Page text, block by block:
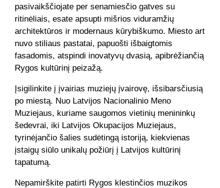
pasivaikščiojate per senamiesčio gatves su
ritinėliais, esate apsupti mišrios viduramžių
architektūros ir modernaus kūrybiškumo. Miesto art
nuvo stiliaus pastatai, papuošti išbaigtomis
fasadomis, atspindi inovatyvų dvasią, apibrėžiančią
Rygos kultūrinį peizažą.
Įsigilinkite į įvairias muziejų įvairovę, išsibarsčiusią
po miestą. Nuo Latvijos Nacionalinio Meno
Muziejaus, kuriame saugomos vietinių menininkų
šedevrai, iki Latvijos Okupacijos Muziejaus,
tyrinėjančio šalies sudėtingą istoriją, kiekvienas
įstaigų siūlo unikalų požiūrį į Latvijos kultūrinį
tapatumą.
Nepamirškite patirti Rygos klestinčios muzikos